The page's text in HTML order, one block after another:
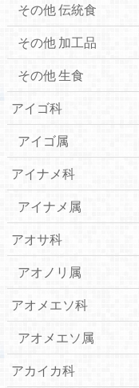
その他 伝統食
その他 加工品
その他 生食
アイゴ科
アイゴ属
アイナメ科
アイナメ属
アオサ科
アオノリ属
アオメエソ科
アオメエソ属
アカイカ科